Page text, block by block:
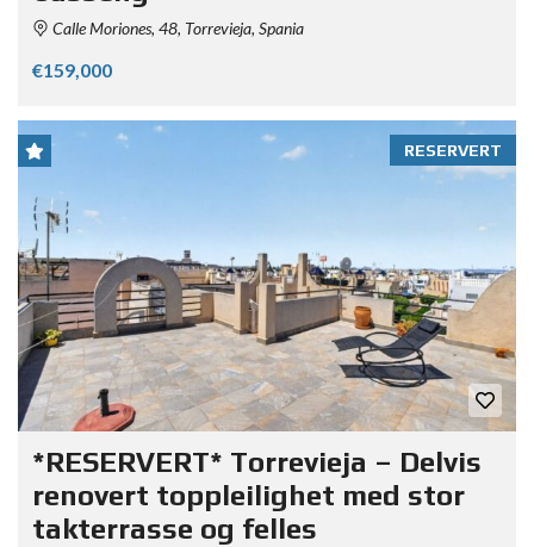
Calle Moriones, 48, Torrevieja, Spania
€159,000
RESERVERT
*RESERVERT* Torrevieja – Delvis
renovert toppleilighet med stor
takterrasse og felles